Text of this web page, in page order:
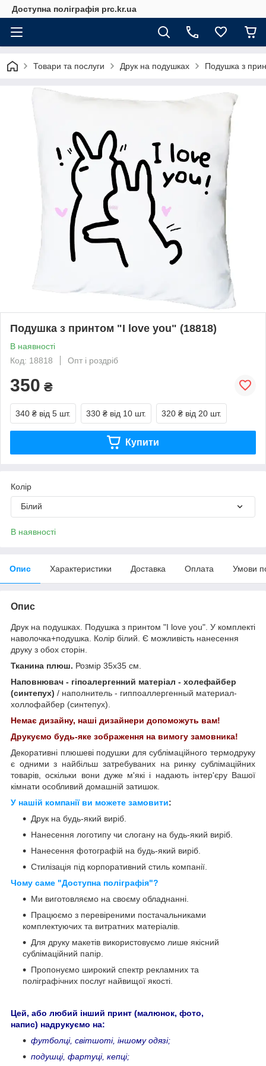
Доступна поліграфія prc.kr.ua
Товари та послуги Друк на подушках Подушка з
Подушка з принтом "I love you" (18818)
В наявності
Код: 18818
Опт і роздріб
350 ₴
340 ₴ від 5 шт. 330 ₴ від 10 шт. 320 ₴ від 20 шт.
Купити
Колір
Білий
В наявності
Опис Характеристики Доставка Оплата Умови
Опис
Друк на подушках. Подушка з принтом "I love you". У комплекті
наволочка+подушка. Колір білий. Є можливість нанесення
друку з обох сторін.
Тканина плюш. Розмір 35х35 см.
Наповнювач - гіпоалергенний матеріал - холефайбер
(синтепух) / наполнитель - гиппоаллергенный материал-
холлофайбер (синтепух).
Немає дизайну, наші дизайнери допоможуть вам!
Друкуємо будь-яке зображення на вимогу замовника!
Декоративні плюшеві подушки для сублімаційного термодруку
є одними з найбільш затребуваних на ринку сублімаційних
товарів, оскільки вони дуже м'які і надають інтер'єру Вашої
кімнати особливий домашній затишок.
У нашій компанії ви можете замовити:
Друк на будь-який виріб.
Нанесення логотипу чи слогану на будь-який виріб.
Нанесення фотографій на будь-який виріб.
Стилізація під корпоративний стиль компанії.
Чому саме "Доступна поліграфія"?
Ми виготовляємо на своєму обладнанні.
Працюємо з перевіреними постачальниками
комплектуючих та витратних матеріалів.
Для друку макетів використовуємо лише якісний
сублімаційний папір.
Пропонуємо широкий спектр рекламних та
поліграфічних послуг найвищої якості.
Цей, або любий інший принт (малюнок, фото,
напис) надрукуємо на:
футболці, світшоті, іншому одязі;
подушці, фартуці, кепці;